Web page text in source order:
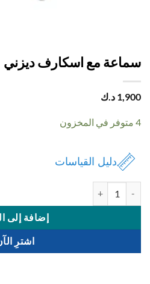
مع اسكارف ديزني
د.ك
دليل القياسات
إضافة إلى السلة
اشترِ الآن